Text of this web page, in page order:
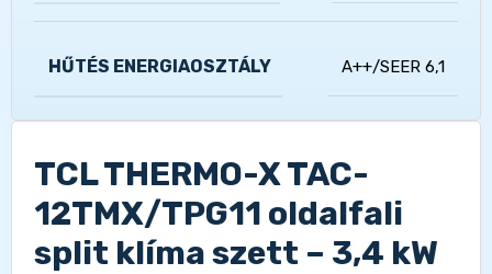
HŰTÉS ENERGIAOSZTÁLY A++/SEER 6,1
TCL THERMO-X TAC-
12TMX/TPG11 oldalfali
split klíma szett – 3,4 kW